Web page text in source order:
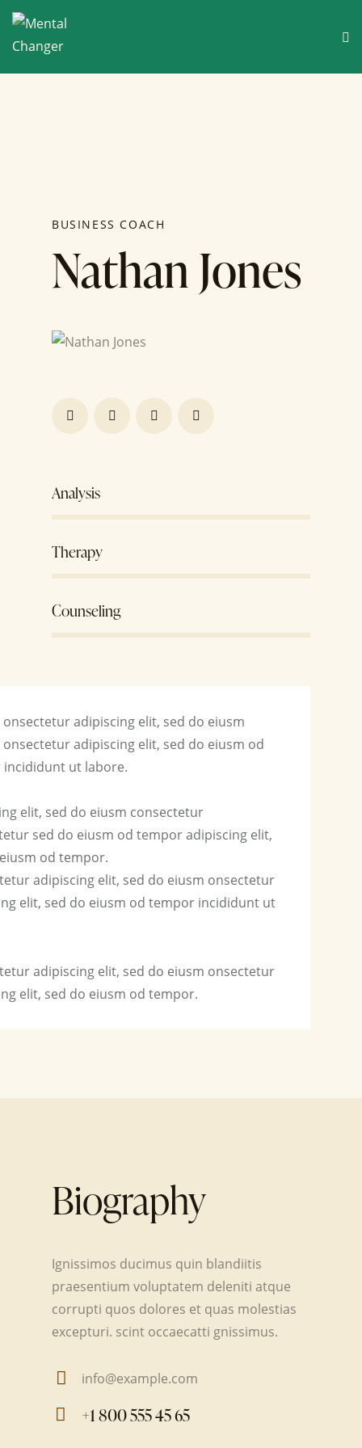
BUSINESS COACH
Nathan Jones
Analysis
Therapy
Counseling
onsectetur adipiscing elit, sed do eiusm
onsectetur adipiscing elit, sed do eiusm od
ut labore.
elit, sed do eiusm consectetur
sed do eiusm od tempor adipiscing elit,
od tempor.
adipiscing elit, sed do eiusm onsectetur
elit, sed do eiusm od tempor incididunt ut
adipiscing elit, sed do eiusm onsectetur
elit, sed do eiusm od tempor.
Biography
Ignissimos ducimus quin blandiitis
praesentium voluptatem deleniti atque
corrupti quos dolores et quas molestias
excepturi. scint occaecatti gnissimus.
E-
m
info@example.com
+1 800 555 45 65